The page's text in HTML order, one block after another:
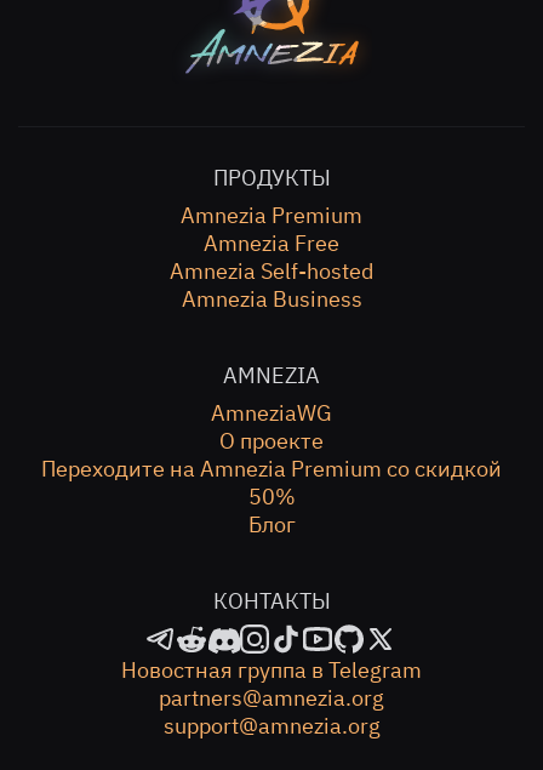
ПРОДУКТЫ
Amnezia Premium
Amnezia Free
Amnezia Self-hosted
Amnezia Business
AMNEZIA
AmneziaWG
О проекте
Переходите на Amnezia Premium со скидкой
50%
Блог
КОНТАКТЫ
Новостная группа в Telegram
partners@amnezia.org
support@amnezia.org